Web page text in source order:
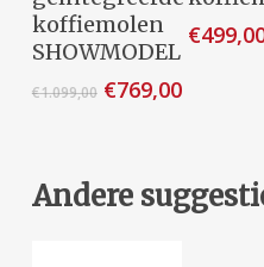
koffiemolen
SHOWMODEL
€1.099,00 Oorspronkelijke
€769,00Huidige
€
Andere